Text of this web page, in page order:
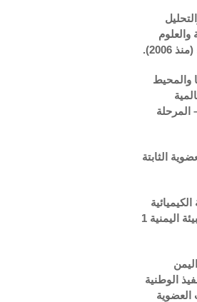
والعلوم
والمحيط
المرحلة
الثابتة
والنفايات الخطرة – هيئة حماية البيئة اليمنية 1
الوطنية
العضوية